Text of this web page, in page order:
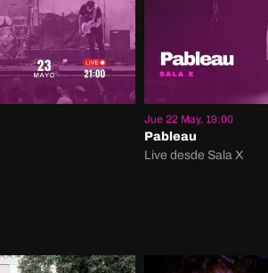
Jue 22 May, 19:00
Pableau
Live desde Sala X